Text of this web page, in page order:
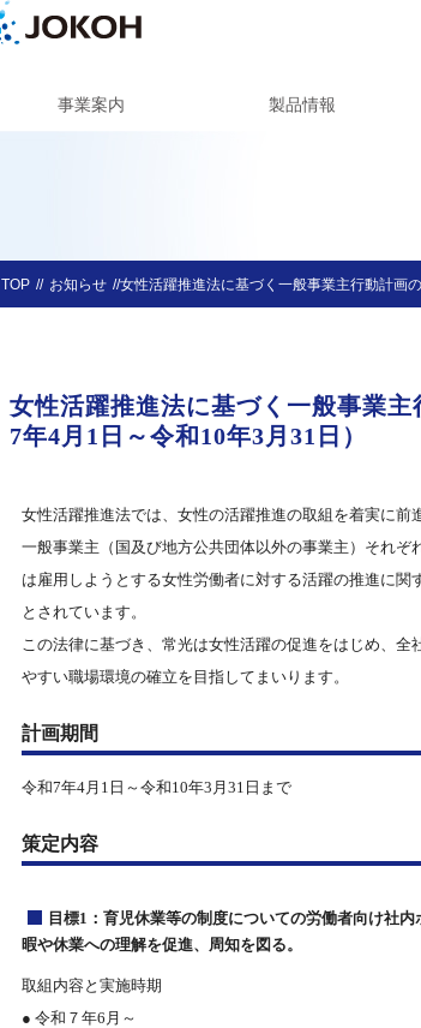
事業案内 製品情報
TOP お知らせ 女性活躍推進法に基づく一般事業主行動計画
女性活躍推進法に基づく一般事業主
7年4月1日～令和10年3月31日）
女性活躍推進法では、女性の活躍推進の取組を着実に前
一般事業主（国及び地方公共団体以外の事業主）それぞ
は雇用しようとする女性労働者に対する活躍の推進に関
とされています。
この法律に基づき、常光は女性活躍の促進をはじめ、全
やすい職場環境の確立を目指してまいります。
計画期間
令和7年4月1日～令和10年3月31日まで
策定内容
目標1：育児休業等の制度についての労働者向け社
暇や休業への理解を促進、周知を図る。
取組内容と実施時期
● 令和７年6月～